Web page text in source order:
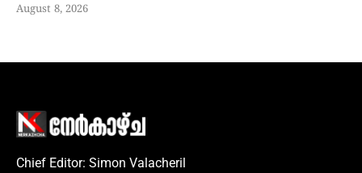
August 8, 2026
Chief Editor: Simon Valacheril